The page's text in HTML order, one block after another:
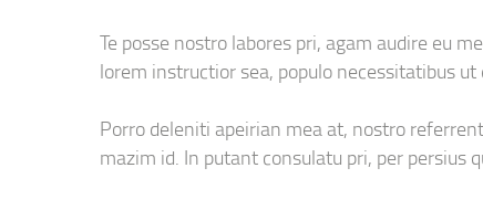
Te posse nostro labores pri, agam audire eu
lorem instructior sea, populo necessitatibus ut
Porro deleniti apeirian mea at, nostro
mazim id. In putant consulatu pri, per persius